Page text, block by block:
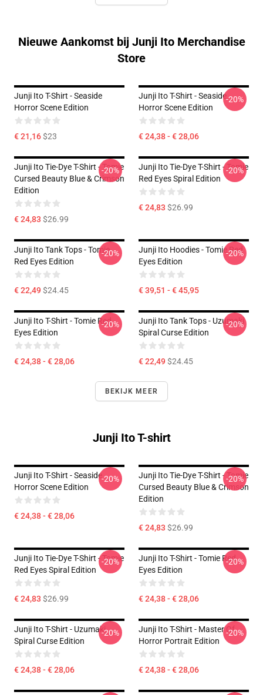
Nieuwe Aankomst bij Junji Ito Merchandise
Store
Junji Ito T-Shirt - Seaside
Horror Scene Edition
€ 21,16$23
Junji Ito T-Shirt - Seaside
Horror Scene Edition
€ 24,38 - € 28,06
-20%
Junji Ito Tie-Dye T-Shirt - Tomie
Cursed Beauty Blue & Crimson
Edition
€ 24,83 $26.99
-20%
Junji Ito Tie-Dye T-Shirt - Tomie
Red Eyes Spiral Edition
€ 24,83 $26.99
-20%
Junji Ito Tank Tops - Tomie
Red Eyes Edition
€ 22,49$24.45
-20%
Junji Ito Hoodies - Tomie Red
Eyes Edition
€ 39,51 - € 45,95
-20%
Junji Ito T-Shirt - Tomie Red
Eyes Edition
€ 24,38 - € 28,06
-20%
Junji Ito Tank Tops - Uzumaki
Spiral Curse Edition
€ 22,49$24.45
-20%
BEKIJK MEER
Junji Ito T-shirt
Junji Ito T-Shirt - Seaside
Horror Scene Edition
€ 24,38 - € 28,06
-20%
Junji Ito Tie-Dye T-Shirt - Tomie
Cursed Beauty Blue & Crimson
Edition
€ 24,83 $26.99
-20%
Junji Ito Tie-Dye T-Shirt - Tomie
Red Eyes Spiral Edition
€ 24,83 $26.99
-20%
Junji Ito T-Shirt - Tomie Red
Eyes Edition
€ 24,38 - € 28,06
-20%
Junji Ito T-Shirt - Uzumaki
Spiral Curse Edition
€ 24,38 - € 28,06
-20%
Junji Ito T-Shirt - Master Of
Horror Portrait Edition
€ 24,38 - € 28,06
-20%